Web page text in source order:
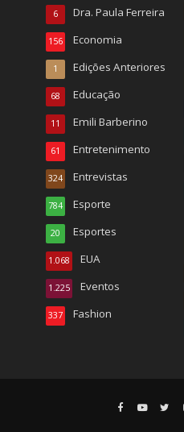
Dra. Paula Ferreira
6
Economia
156
Edições Anteriores
1
Educação
68
Emili Barberino
11
Entretenimento
61
Entrevistas
324
Esporte
784
Esportes
20
EUA
1.068
Eventos
1.225
Fashion
337